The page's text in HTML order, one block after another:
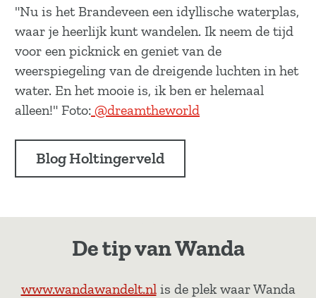
"Nu is het Brandeveen een idyllische waterplas,
waar je heerlijk kunt wandelen. Ik neem de tijd
voor een picknick en geniet van de
weerspiegeling van de dreigende luchten in het
water. En het mooie is, ik ben er helemaal
alleen!" Foto: @dreamtheworld
Blog Holtingerveld
De tip van Wanda
www.wandawandelt.nlis de plek waar Wanda